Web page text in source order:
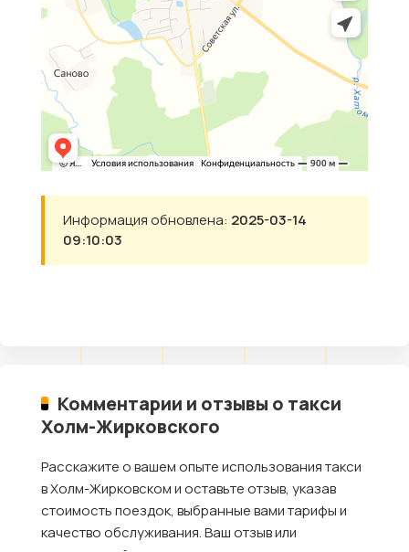
Информация обновлена: 2025-03-14
09:10:03
Комментарии и отзывы о такси
Холм-Жирковского
Расскажите о вашем опыте использования такси
в Холм-Жирковском и оставьте отзыв, указав
стоимость поездок, выбранные вами тарифы и
качество обслуживания. Ваш отзыв или